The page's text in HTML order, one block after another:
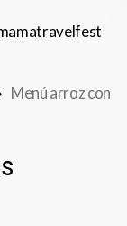
Menú arroz con